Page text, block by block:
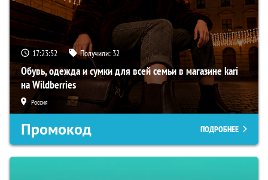
17:23:52 Получили: 32
Обувь, одежда и сумки для всей семьи в магазине kari
на Wildberries
Россия
Промокод ПОДРОБНЕЕ